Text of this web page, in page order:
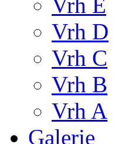
Vrh D
Vrh C
Vrh B
Vrh A
Galerie